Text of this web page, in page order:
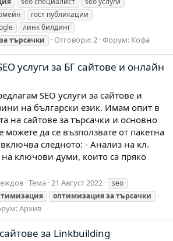
гост публикации
линк билдинг
затърсачки Отговори: 2 Форум: Кофа
услуги за БГ сайтове и онлайн
SEO услуги за сайтове и
на български език. Имам опит в
на сайтове за търсачки и основно
можете да се възползвате от пакетна
включва следното: - Анализ на кл.
ключови думи, които са пряко
Тема 21 Август 2022
seo
оптимизациязатърсачки
Архив
за Linkbuilding